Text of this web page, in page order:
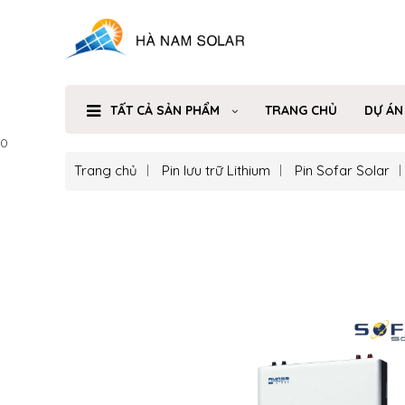
TẤT CẢ SẢN PHẨM TRANG CHỦ
DỰ ÁN
0
Trang chủ Pin lưu trữ Lithium Pin Sofar Solar